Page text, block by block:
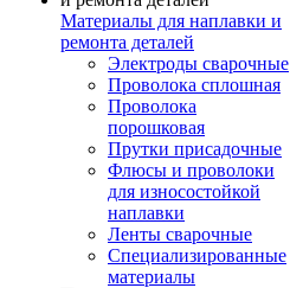
Материалы для наплавки и
ремонта деталей
Электроды сварочные
Проволока сплошная
Проволока
порошковая
Прутки присадочные
Флюсы и проволоки
для износостойкой
наплавки
Ленты сварочные
Специализированные
материалы